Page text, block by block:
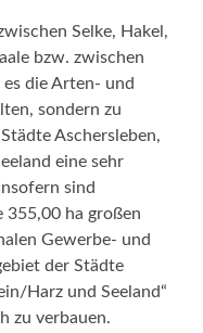
Selke, Hakel,
bzw. zwischen
die Arten- und
sondern zu
Aschersleben,
eine sehr
sind
355,00 ha großen
Gewerbe- und
der Städte
Harz und Seeland“
zu verbauen.